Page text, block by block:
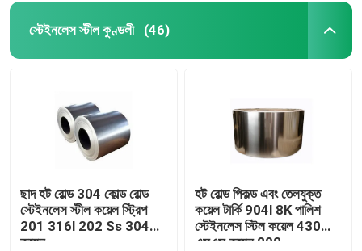
স্টেইনলেস স্টীল কুণ্ডলী (46)
ছাদ হট রোল্ড 304 কোল্ড রোল্ড
স্টেইনলেস স্টীল কয়েল স্ট্রিপ
201 316l 202 Ss 304
কয়েল
হট রোল্ড পিকল্ড এবং তেলযুক্ত
কয়েল টার্কি 904l 8K পালিশ
স্টেইনলেস স্টিল কয়েল 430
এসএস কয়েল 202